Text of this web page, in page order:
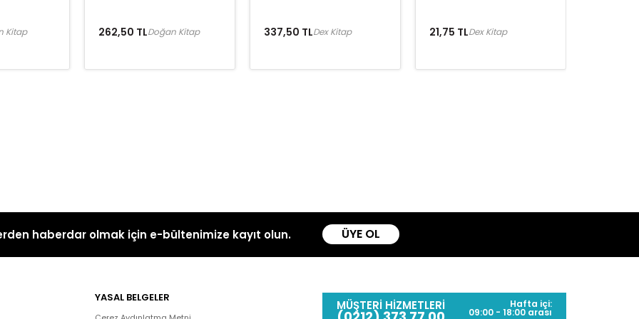
Kitap 262,50 TLDoğan Kitap 337,50 TLDex Kitap 21,75 TLDex Kitap
haberdar olmak için e-bültenimize kayıt olun. ÜYE OL
YASAL BELGELER
MÜŞTERİ HİZMETLERİ Hafta içi:
09:00 - 18:00 arası